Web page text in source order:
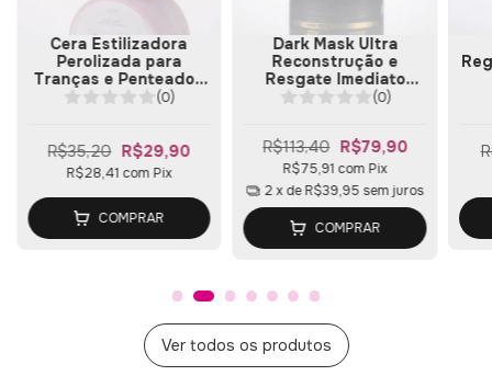
Cera Estilizadora
Perolizada para
Tranças e Penteados
150g
(0)
R$35,20 R$29,90
R$28,41 com Pix
COMPRAR
Dark Mask Ultra
Reconstrução e
Resgate Imediato
Efeito Teia 500g
(0)
R$113,40 R$79,90
R$75,91 com Pix
2 x deR$39,95 sem juros
COMPRAR
Ver todos os produtos